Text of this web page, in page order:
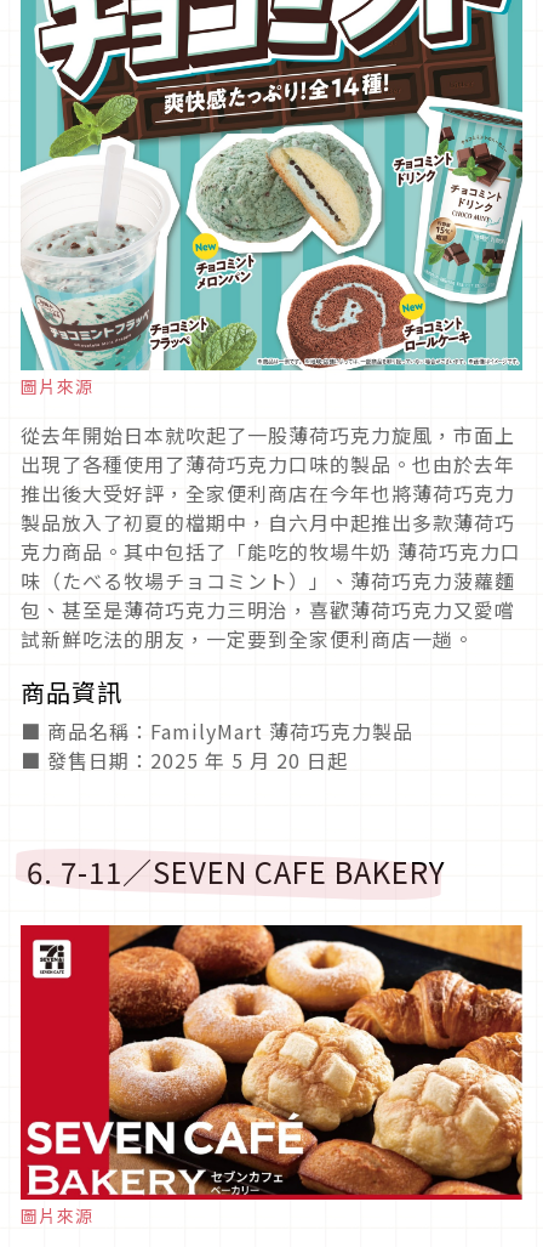
圖片來源
從去年開始日本就吹起了一股薄荷巧克力旋風，市面上
出現了各種使用了薄荷巧克力口味的製品。也由於去年
推出後大受好評，全家便利商店在今年也將薄荷巧克力
製品放入了初夏的檔期中，自六月中起推出多款薄荷巧
克力商品。其中包括了「能吃的牧場牛奶 薄荷巧克力口
味（たべる牧場チョコミント）」、薄荷巧克力菠蘿麵
包、甚至是薄荷巧克力三明治，喜歡薄荷巧克力又愛嚐
試新鮮吃法的朋友，一定要到全家便利商店一趟。
商品資訊
■ 商品名稱：FamilyMart 薄荷巧克力製品
■ 發售日期：2025 年 5 月 20 日起
6. 7-11／SEVEN CAFE BAKERY
圖片來源